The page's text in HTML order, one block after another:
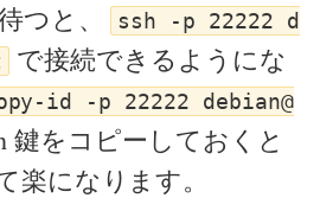
つと、 ssh -p 22222 d
で接続できるようにな
id -p 22222 debian@
鍵をコピーしておくと
楽になります。